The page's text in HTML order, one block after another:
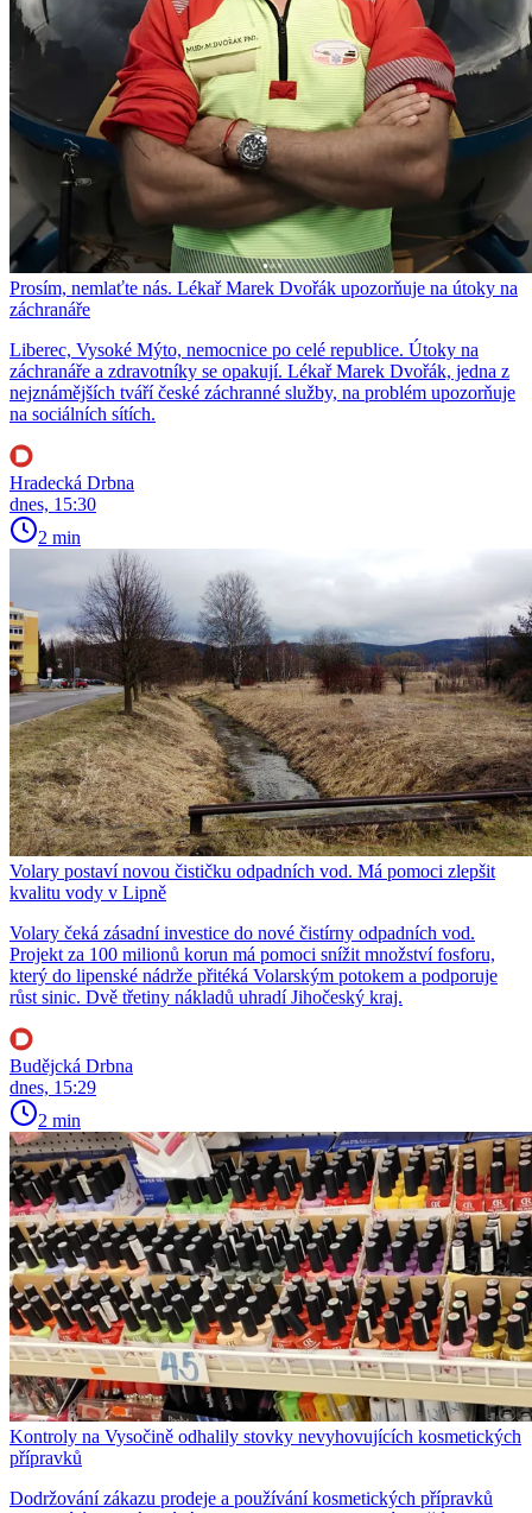
Prosím, nemlaťte nás. Lékař Marek Dvořák upozorňuje na útoky na
záchranáře
Liberec, Vysoké Mýto, nemocnice po celé republice. Útoky na
záchranáře a zdravotníky se opakují. Lékař Marek Dvořák, jedna z
nejznámějších tváří české záchranné služby, na problém upozorňuje
na sociálních sítích.
Hradecká Drbna
dnes, 15:30
2 min
Volary postaví novou čističku odpadních vod. Má pomoci zlepšit
kvalitu vody v Lipně
Volary čeká zásadní investice do nové čistírny odpadních vod.
Projekt za 100 milionů korun má pomoci snížit množství fosforu,
který do lipenské nádrže přitéká Volarským potokem a podporuje
růst sinic. Dvě třetiny nákladů uhradí Jihočeský kraj.
Budějcká Drbna
dnes, 15:29
2 min
Kontroly na Vysočině odhalily stovky nevyhovujících kosmetických
přípravků
Dodržování zákazu prodeje a používání kosmetických přípravků